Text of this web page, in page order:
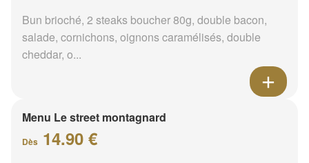
Bun brioché, 2 steaks boucher 80g, double bacon,
salade, cornichons, oignons caramélisés, double
cheddar, o...
Menu Le street montagnard
Dès 14.90 €